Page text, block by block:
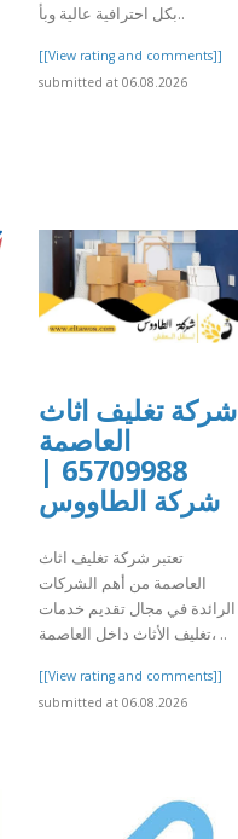
بكل احترافية عالية وبأ..
[[View rating and comments]]
submitted at 06.08.2026
شركة تغليف اثاث
العاصمة
65709988 |
شركة الطاووس
تعتبر شركة تغليف اثاث
العاصمة من أهم الشركات
الرائدة في مجال تقديم خدمات
تغليف الأثاث داخل العاصمة، ..
[[View rating and comments]]
submitted at 06.08.2026